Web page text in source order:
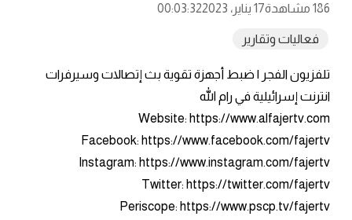
186 مشاهدة 17 يناير، 2023 00:03:32
فعاليات وتقارير
تلفزيون الفجر | ضبط أجهزة تقوية بث إتصالات وسيرفرات
انترنت إسرائيلية في رام الله
Website: https://www.alfajertv.com
Facebook: https://www.facebook.com/fajertv
Instagram: https://www.instagram.com/fajertv
Twitter: https://twitter.com/fajertv
Periscope: https://www.pscp.tv/fajertv